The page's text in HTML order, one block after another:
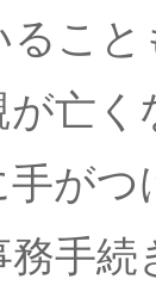
るこ
が亡
手が
務手